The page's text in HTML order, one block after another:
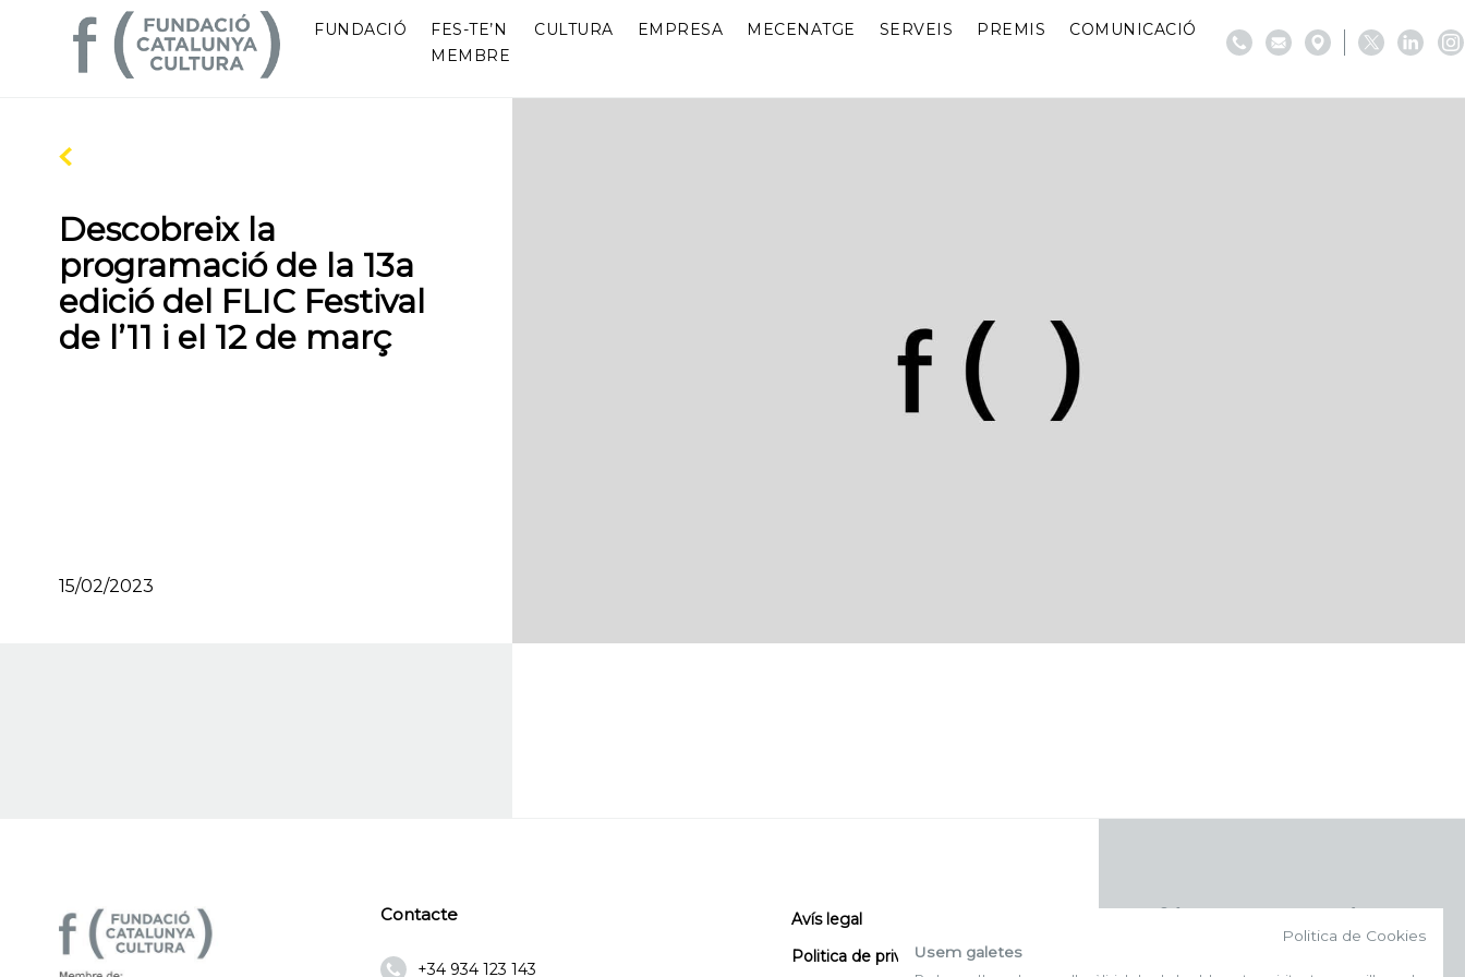
FUNDACIÓ
FES-TE’N
MEMBRE
CULTURA EMPRESA MECENATGE SERVEIS PREMIS COMUNICACIÓ
Descobreix la
programació de la 13a
edició del FLIC Festival
de l’11 i el 12 de març
15/02/2023
Contacte
+34 934 123 143
Avís legal
Politica de privacitat
Politica de Cookies
Usem galetes